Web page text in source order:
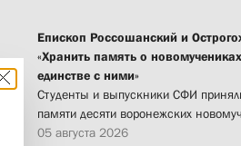
Епископ Россошанский и
«Хранить память о
единстве с ними»
Студенты и выпускники СФИ
памяти десяти воронежских
05 августа 2026